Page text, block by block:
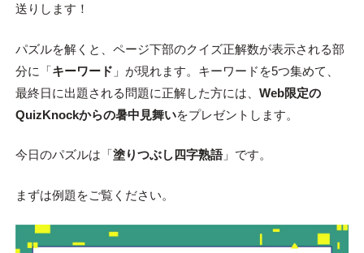
送りします！
パズルを解くと、ページ下部のクイズ正解数が表示される部
分に「キーワード 」が現れます。キーワードを5つ集めて、
最終日に出題される問題に正解した方には、 Web限定の
QuizKnockからの暑中見舞いをプレゼントします。
今日のパズルは「塗りつぶし四字熟語」です。
まずは例題をご覧ください。